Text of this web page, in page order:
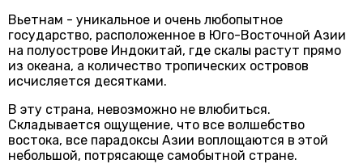
Вьетнам - уникальное и очень любопытное
государство, расположенное в Юго-Восточной Азии
на полуострове Индокитай, где скалы растут прямо
из океана, а количество тропических островов
исчисляется десятками.
В эту страна, невозможно не влюбиться.
Складывается ощущение, что все волшебство
востока, все парадоксы Азии воплощаются в этой
небольшой, потрясающе самобытной стране.